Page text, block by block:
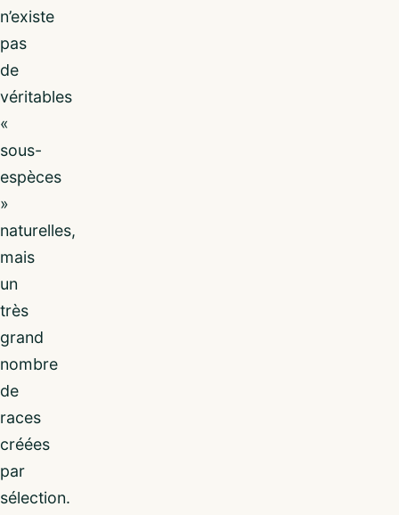
n’existe
pas
de
véritables
«
sous-
espèces
»
naturelles,
mais
un
très
grand
nombre
de
races
créées
par
sélection.